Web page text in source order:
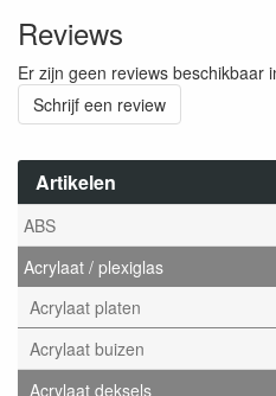
Artikelen
ABS
Acrylaat / plexiglas
Acrylaat platen
Acrylaat buizen
Acrylaat deksels
Reviews
Er zijn geen reviews beschikbaar
Schrijf een review